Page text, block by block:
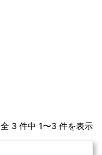
全 3 件中 1〜3 件を表示